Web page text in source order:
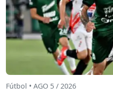
Fútbol • AGO 5 / 2026